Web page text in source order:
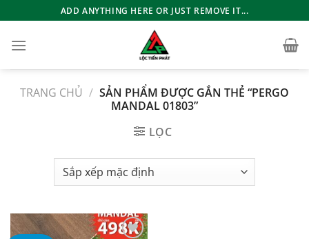
qua
nội
ADD ANYTHING HERE OR JUST REMOVE IT...
TRANG CHỦ / SẢN PHẨM ĐƯỢC GẮN THẺ “PERGO
MANDAL 01803”
LỌC